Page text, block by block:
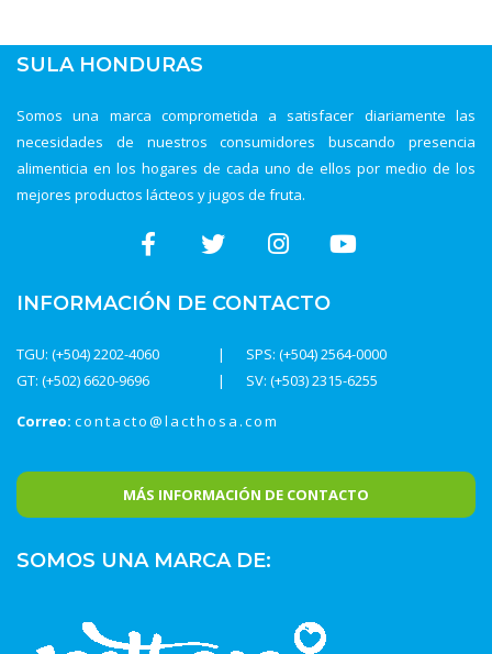
SULA HONDURAS
Somos una marca comprometida a satisfacer diariamente las
necesidades de nuestros consumidores buscando presencia
alimenticia en los hogares de cada uno de ellos por medio de los
mejores productos lácteos y jugos de fruta.
INFORMACIÓN DE CONTACTO
TGU: (+504) 2202-4060
SPS: (+504) 2564-0000
SV: (+503) 2315-6255
GT: (+502) 6620-9696
Correo: contacto@lacthosa.com
MÁS INFORMACIÓN DE CONTACTO
SOMOS UNA MARCA DE: